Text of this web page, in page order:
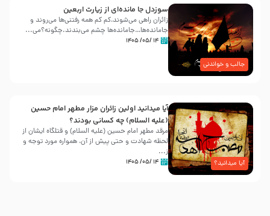
جالب و خواندنی
سوزدل جا مانده‌ای از زیارت اربعین
زائران راهی می‌شوند،کم‌ کم همه رفتنی‌ها می‌روند و
جامانده‌ها…جامانده‌ها چشم می‌بندند.چگونه؟می‌...
۱۴ /۰۵/ ۱۴۰۵
آیا میدانید؟
آیا میدانید اولین زائران مزار مطهر امام حسین
(علیه السلام) چه کسانی بودند؟
مرقد مطهر امام حسین (علیه السلام) و قتلگاه ایشان از
لحظه شهادت و حتی پیش از آن، همواره مورد توجه و
ز...
۱۴ /۰۵/ ۱۴۰۵